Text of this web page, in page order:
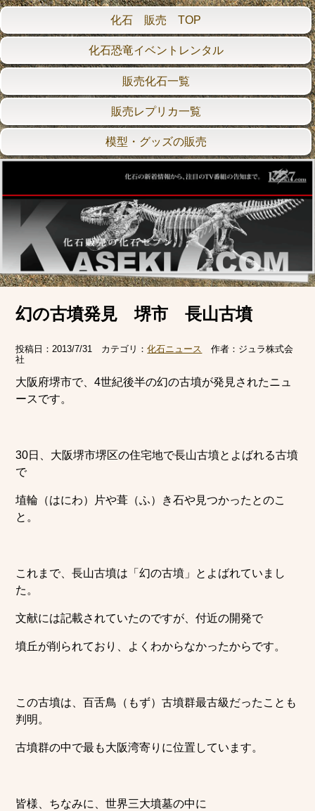
化石 販売 TOP
化石恐竜イベントレンタル
販売化石一覧
販売レプリカ一覧
模型・グッズの販売
幻の古墳発見 堺市 長山古墳
投稿日：2013/7/31 カテゴリ：化石ニュース 作者： ジュラ株式会
社
大阪府堺市で、4世紀後半の幻の古墳が発見されたニュ
ースです。
30日、大阪堺市堺区の住宅地で長山古墳とよばれる古墳
で
埴輪（はにわ）片や葺（ふ）き石や見つかったとのこ
と。
これまで、長山古墳は「幻の古墳」とよばれていまし
た。
文献には記載されていたのですが、付近の開発で
墳丘が削られており、よくわからなかったからです。
この古墳は、百舌鳥（もず）古墳群最古級だったことも
判明。
古墳群の中で最も大阪湾寄りに位置しています。
皆様、ちなみに、世界三大墳墓の中に